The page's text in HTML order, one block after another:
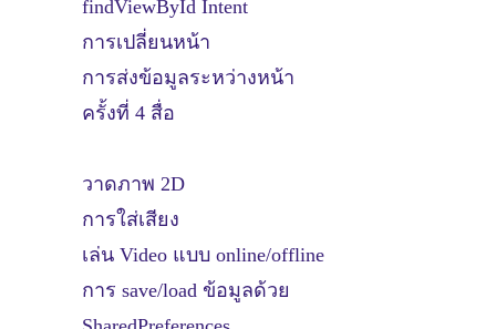
findViewById Intent
การเปลี่ยนหน้า
การส่งข้อมูลระหว่างหน้า
ครั้งที่ 4 สื่อ
วาดภาพ 2D
การใส่เสียง
เล่น Video แบบ online/offline
การ save/load ข้อมูลด้วย